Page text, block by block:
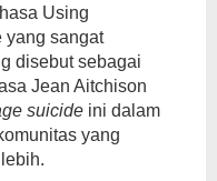
Using
yang sangat
disebut sebagai
Jean Aitchison
suicide ini dalam
yang